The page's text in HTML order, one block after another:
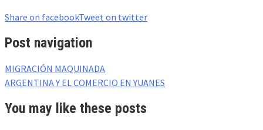
Share on facebookTweet on twitter
Post navigation
MIGRACIÓN MAQUINADA
ARGENTINA Y EL COMERCIO EN YUANES
You may like these posts